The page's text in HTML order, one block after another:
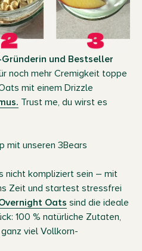
und Bestseller
noch mehr Cremigkeit toppe
mit einem Drizzle
Trust me, du wirst es
mit unseren 3Bears
nicht kompliziert sein – mit
Zeit und startest stressfrei
Oats sind die ideale
100 % natürliche Zutaten,
viel Vollkorn-